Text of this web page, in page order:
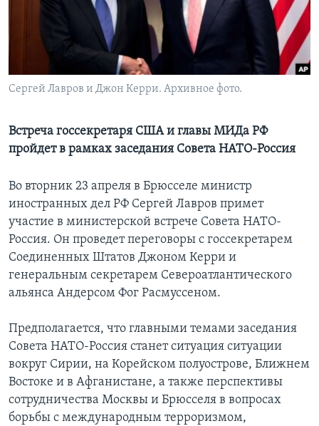
Языки
Сергей Лавров и Джон Керри. Архивное фото.
Встреча госсекретаря США и главы МИДа РФ
пройдет в рамках заседания Совета НАТО-Россия
Во вторник 23 апреля в Брюсселе министр
иностранных дел РФ Сергей Лавров примет
участие в министерской встрече Совета НАТО-
Россия. Он проведет переговоры с госсекретарем
Соединенных Штатов Джоном Керри и
генеральным секретарем Североатлантического
альянса Андерсом Фог Расмуссеном.
Предполагается, что главными темами заседания
Совета НАТО-Россия станет ситуация ситуации
вокруг Сирии, на Корейском полуострове, Ближнем
Востоке и в Афганистане, а также перспективы
сотрудничества Москвы и Брюсселя в вопросах
борьбы с международным терроризмом,